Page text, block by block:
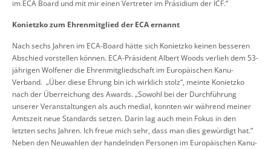
im ECA Board und mit mir einen Vertreter im Präsidium der ICF.“
Konietzko zum Ehrenmitglied der ECA ernannt
Nach sechs Jahren im ECA-Board hätte sich Konietzko keinen besseren
Abschied vorstellen können. ECA-Präsident Albert Woods verlieh dem 53-
jährigen Wolfener die Ehrenmitgliedschaft im Europäischen Kanu-
Verband. „Über diese Ehrung bin ich wirklich stolz“, meinte Konietzko
nach der Überreichung des Awards. „Sowohl bei der Durchführung
unserer Veranstaltungen als auch medial, konnten wir während meiner
Amtszeit neue Standards setzen. Darin lag auch mein Fokus in den
letzten sechs Jahren. Ich freue mich sehr, dass man dies gewürdigt hat.“
Neben den Neuwahlen der handelnden Personen im Europäischen Kanu-